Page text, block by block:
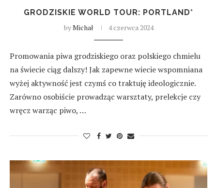
GRODZISKIE WORLD TOUR: PORTLAND*
byMichał 4 czerwca 2024
Promowania piwa grodziskiego oraz polskiego chmielu
na świecie ciąg dalszy! Jak zapewne wiecie wspomniana
wyżej aktywność jest czymś co traktuję ideologicznie.
Zarówno osobiście prowadząc warsztaty, prelekcje czy
wręcz warząc piwo, …